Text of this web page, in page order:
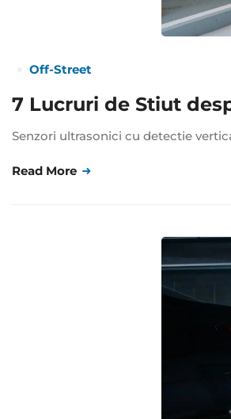
Off-Street
7 Lucruri de Stiut
Senzori ultrasonici cu detectie
Read More